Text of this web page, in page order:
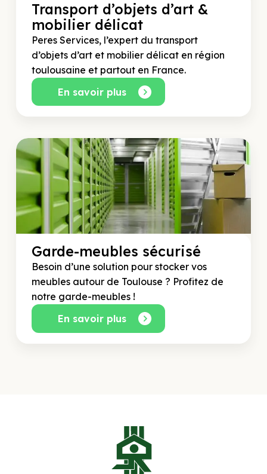
Transport d’objets d’art &
mobilier délicat
Peres Services, l’expert du transport
d’objets d’art et mobilier délicat en région
toulousaine et partout en France.
En savoir plus
Garde-meubles sécurisé
Besoin d’une solution pour stocker vos
meubles autour de Toulouse ? Profitez de
notre garde-meubles !
En savoir plus